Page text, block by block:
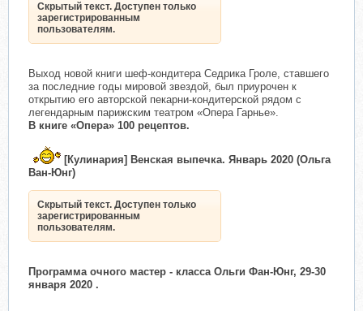
Скрытый текст. Доступен только
зарегистрированным
пользователям.
Выход новой книги шеф-кондитера Седрика Гроле, ставшего
за последние годы мировой звездой, был приурочен к
открытию его авторской пекарни-кондитерской рядом с
легендарным парижским театром «Опера Гарнье».
В книге «Опера» 100 рецептов.
[Кулинария] Венская выпечка. Январь 2020 (Ольга
Ван-Юнг)
Скрытый текст. Доступен только
зарегистрированным
пользователям.
Программа очного мастер - класса Ольги Фан-Юнг, 29-30
января 2020 .